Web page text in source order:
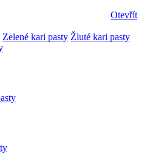
Otevřít
Zelené kari pasty Žluté kari pasty